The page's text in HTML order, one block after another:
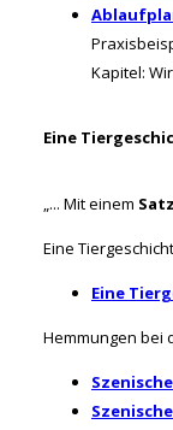
Kapitel:
Eine
„... Mit einem
Eine
Eine
Hemmungen bei